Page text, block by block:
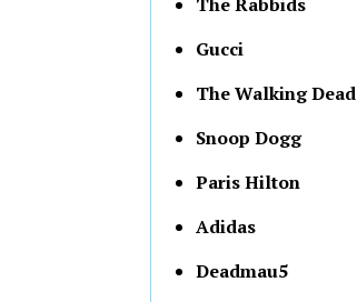
The Rabbids
Gucci
The Walking Dead
Snoop Dogg
Paris Hilton
Adidas
Deadmau5